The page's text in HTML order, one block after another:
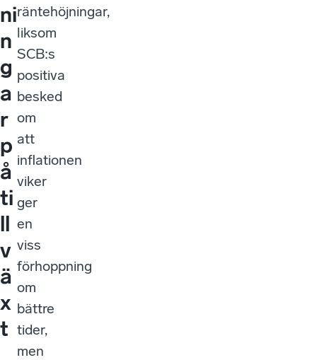
ni
n
g
a
r
p
å
ti
ll
v
ä
x
t
räntehöjningar,
liksom
SCB:s
positiva
besked
om
att
inflationen
viker
ger
en
viss
förhoppning
om
bättre
tider,
men